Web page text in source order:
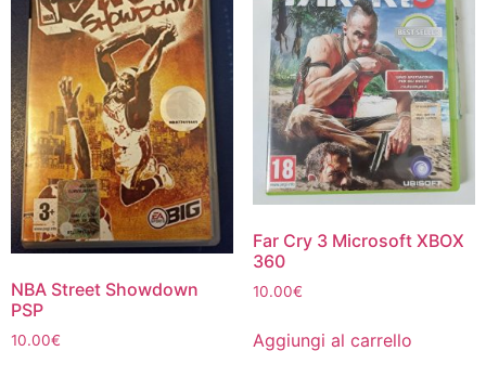
NBA Street Showdown
PSP
10.00€
Far Cry 3 Microsoft XBOX
360
10.00€
Aggiungi al carrello